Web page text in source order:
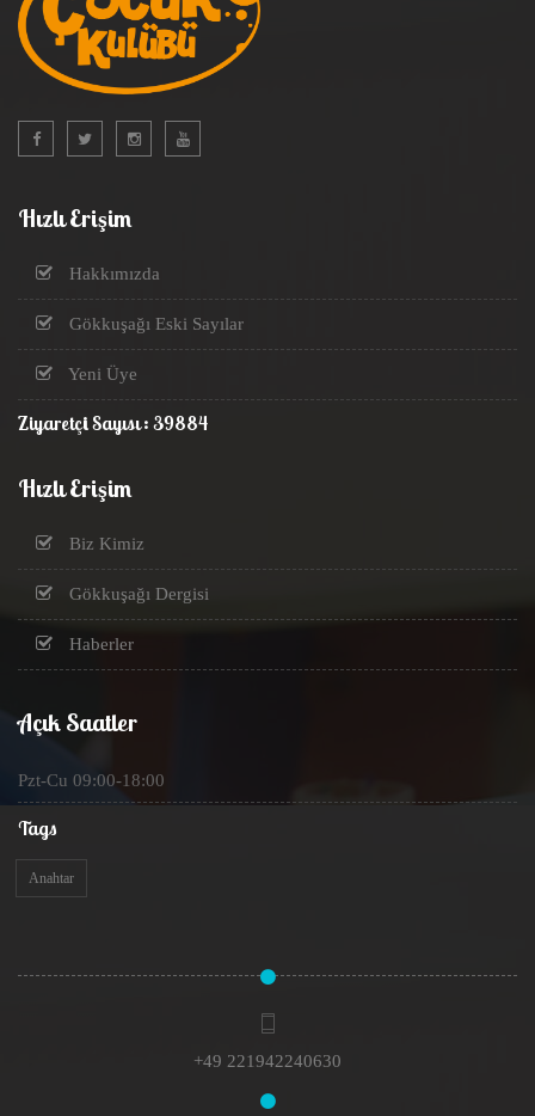
Hızlı Erişim
Hakkımızda
Gökkuşağı Eski Sayılar
Yeni Üye
Ziyaretçi Sayısı : 39884
Hızlı Erişim
Biz Kimiz
Gökkuşağı Dergisi
Haberler
Açık Saatler
Pzt-Cu 09:00-18:00
Tags
Anahtar
+49 221942240630